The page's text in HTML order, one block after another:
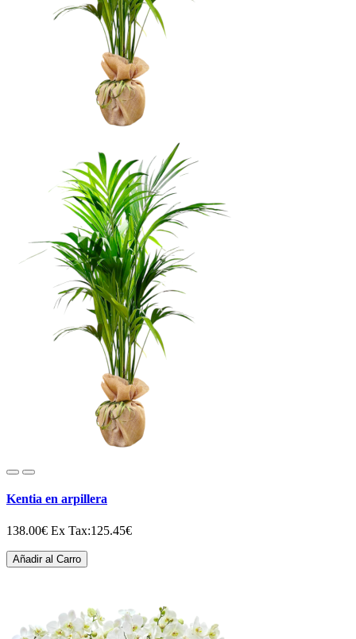
Kentia en arpillera
138.00€ Ex Tax:125.45€
Añadir al Carro